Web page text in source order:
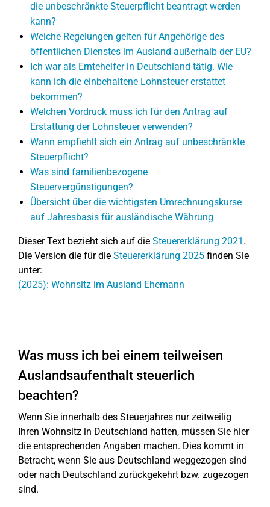
die unbeschränkte Steuerpflicht beantragt werden
kann?
Welche Regelungen gelten für Angehörige des
öffentlichen Dienstes im Ausland außerhalb der EU?
Ich war als Erntehelfer in Deutschland tätig. Wie
kann ich die einbehaltene Lohnsteuer erstattet
bekommen?
Welchen Vordruck muss ich für den Antrag auf
Erstattung der Lohnsteuer verwenden?
Wann empfiehlt sich ein Antrag auf unbeschränkte
Steuerpflicht?
Was sind familienbezogene
Steuervergünstigungen?
Übersicht über die wichtigsten Umrechnungskurse
auf Jahresbasis für ausländische Währung
Dieser Text bezieht sich auf die Steuererklärung 2021 .
Die Version die für die Steuererklärung 2025 finden Sie
unter:
(2025): Wohnsitz im Ausland Ehemann
Was muss ich bei einem teilweisen
Auslandsaufenthalt steuerlich
beachten?
Wenn Sie innerhalb des Steuerjahres nur zeitweilig
Ihren Wohnsitz in Deutschland hatten, müssen Sie hier
die entsprechenden Angaben machen. Dies kommt in
Betracht, wenn Sie aus Deutschland weggezogen sind
oder nach Deutschland zurückgekehrt bzw. zugezogen
sind.